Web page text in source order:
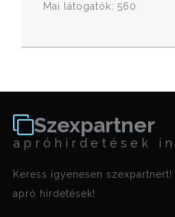
Mai látogatók: 560
Szexpartner
apróhirdetések
Keress igyenesen
apró hirdetések!